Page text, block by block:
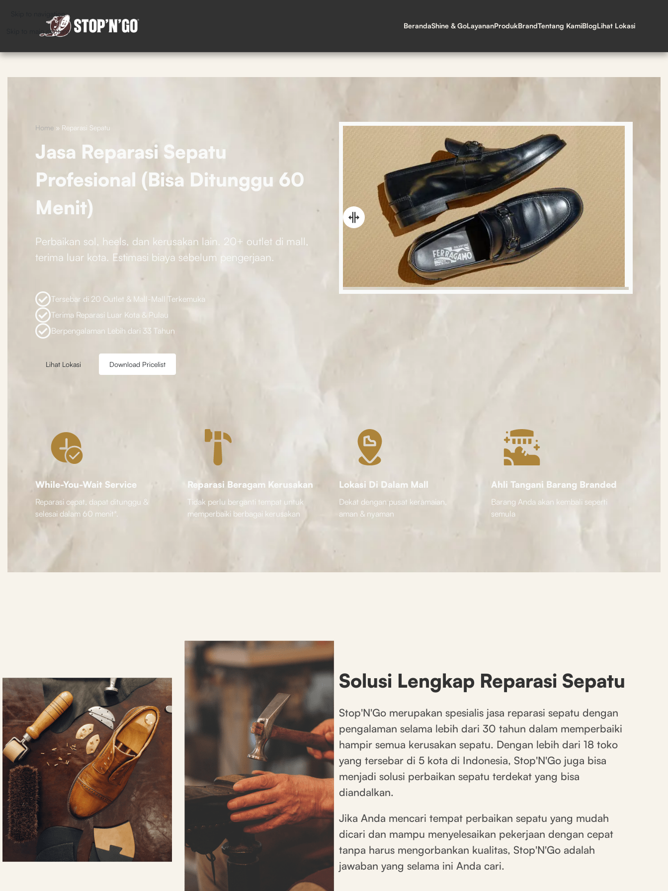
Skip to navigation
Skip to main content
BerandaShine & GoLayananProdukBrandTentang KamiBlogLihat Lokasi
Home » Reparasi Sepatu
Jasa Reparasi Sepatu
Profesional (Bisa Ditunggu 60
Menit)
Perbaikan sol, heels, dan kerusakan lain. 20+ outlet di mall,
terima luar kota. Estimasi biaya sebelum pengerjaan.
Tersebar di 20 Outlet & Mall-Mall Terkemuka
Terima Reparasi Luar Kota & Pulau
Berpengalaman Lebih dari 33 Tahun
Lihat Lokasi Download Pricelist
While-You-Wait Service
Reparasi cepat, dapat ditunggu &
selesai dalam 60 menit*.
Reparasi Beragam Kerusakan
Tidak perlu berganti tempat untuk
memperbaiki berbagai kerusakan
Lokasi Di Dalam Mall
Dekat dengan pusat keramaian,
aman & nyaman
Ahli Tangani Barang Branded
Barang Anda akan kembali seperti
semula
Solusi Lengkap Reparasi Sepatu
Stop'N'Go merupakan spesialis jasa reparasi sepatu dengan
pengalaman selama lebih dari 30 tahun dalam memperbaiki
hampir semua kerusakan sepatu. Dengan lebih dari 18 toko
yang tersebar di 5 kota di Indonesia, Stop'N'Go juga bisa
menjadi solusi perbaikan sepatu terdekat yang bisa
diandalkan.
Jika Anda mencari tempat perbaikan sepatu yang mudah
dicari dan mampu menyelesaikan pekerjaan dengan cepat
tanpa harus mengorbankan kualitas, Stop'N'Go adalah
jawaban yang selama ini Anda cari.